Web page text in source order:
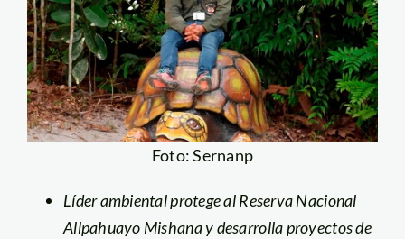
Foto: Sernanp
Líder ambiental protege al Reserva Nacional
Allpahuayo Mishana y desarrolla proyectos de